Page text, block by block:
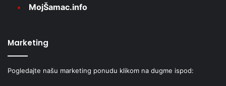
MojŠamac.info
Marketing
Pogledajte našu marketing ponudu klikom na dugme ispod: